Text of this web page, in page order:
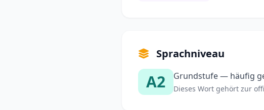
Sprachniveau
A2 Grundstufe — häufig
Dieses Wort gehört zur